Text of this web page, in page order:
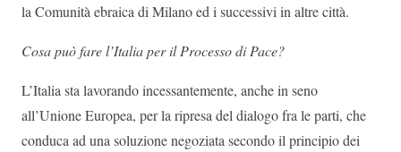
la Comunità ebraica di Milano ed i successivi in altre città.
Cosa può fare l’Italia per il Processo di Pace?
L’Italia sta lavorando incessantemente, anche in seno
all’Unione Europea, per la ripresa del dialogo fra le parti, che
conduca ad una soluzione negoziata secondo il principio dei